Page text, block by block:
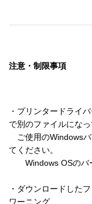
注意・制限事項
・プリンタードライ
で別のファイルになっ
ご使用のWindowsバ
てください。
Windows OSのバ
・ダウンロードした
ワーニング